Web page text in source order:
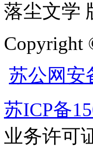
落尘文学
Copyright
苏公网安
苏ICP备
业务许可